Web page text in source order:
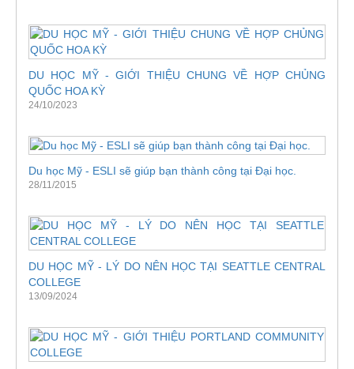
DU HỌC MỸ - GIỚI THIỆU CHUNG VỀ HỢP CHỦNG
QUỐC HOA KỲ
24/10/2023
Du học Mỹ - ESLI sẽ giúp bạn thành công tại Đại học.
28/11/2015
DU HỌC MỸ - LÝ DO NÊN HỌC TẠI SEATTLE CENTRAL
COLLEGE
13/09/2024